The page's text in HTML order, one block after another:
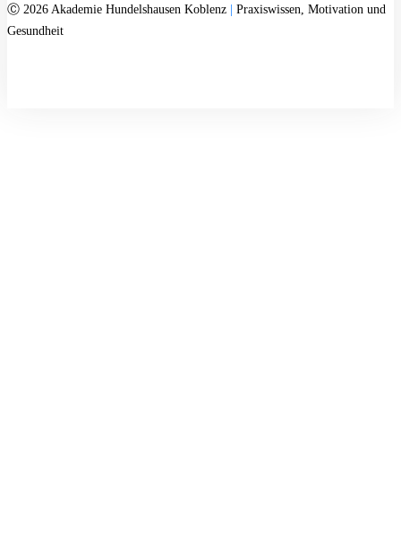
Ⓒ 2026 Akademie Hundelshausen Koblenz | Praxiswissen, Motivation und
Gesundheit